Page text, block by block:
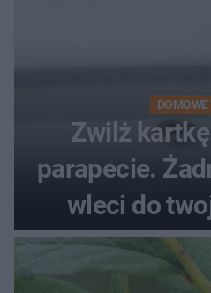
DOMOWE
Zwilż kartkę
parapecie.
wleci do